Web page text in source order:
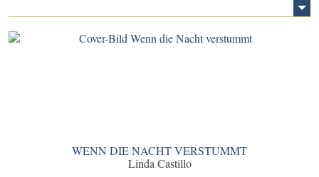
WENN DIE NACHT VERSTUMMT
Linda Castillo